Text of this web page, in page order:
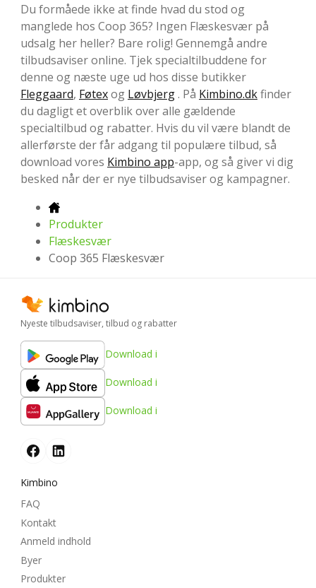
Du formåede ikke at finde hvad du stod og
manglede hos Coop 365? Ingen Flæskesvær på
udsalg her heller? Bare rolig! Gennemgå andre
tilbudsaviser online. Tjek specialtilbuddene for
denne og næste uge ud hos disse butikker
Fleggaard, Føtexog Løvbjerg. På Kimbino.dkfinder
du dagligt et overblik over alle gældende
specialtilbud og rabatter. Hvis du vil være blandt de
allerførste der får adgang til populære tilbud, så
download vores Kimbino app-app, og så giver vi dig
besked når der er nye tilbudsaviser og kampagner.
Produkter
Flæskesvær
Coop 365 Flæskesvær
Nyeste tilbudsaviser, tilbud og rabatter
Download i
Download i
Download i
Kimbino
FAQ
Kontakt
Anmeld indhold
Byer
Produkter